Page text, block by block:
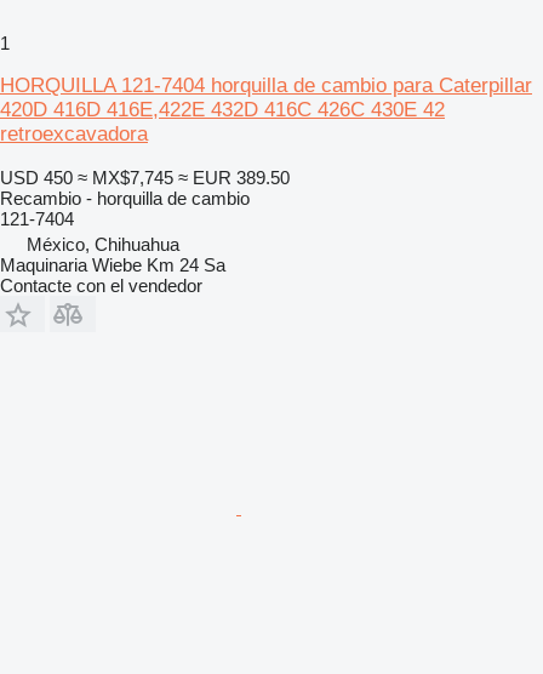
1
HORQUILLA 121-7404 horquilla de cambio para Caterpillar
420D 416D 416E,422E 432D 416C 426C 430E 42
retroexcavadora
USD 450 ≈ MX$7,745 ≈ EUR 389.50
Recambio - horquilla de cambio
121-7404
México, Chihuahua
Maquinaria Wiebe Km 24 Sa
Contacte con el vendedor